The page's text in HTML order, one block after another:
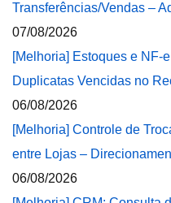
Transferências/Vendas –
07/08/2026
[Melhoria] Estoques e NF-
Duplicatas Vencidas no
06/08/2026
[Melhoria] Controle de
entre Lojas –
06/08/2026